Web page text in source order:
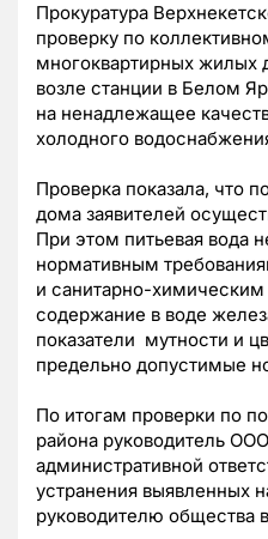
Прокуратура
проверку по
многоквартирных
возле станции в Белом
на ненадлежащее
холодного
Проверка показала, что
дома заявителей
При этом питьевая вода
нормативным
и санитарно-химическим
содержание в воде
показатели мутности и
предельно допустимые
По итогам проверки по
района руководитель
административной
устранения выявленных
руководителю общества